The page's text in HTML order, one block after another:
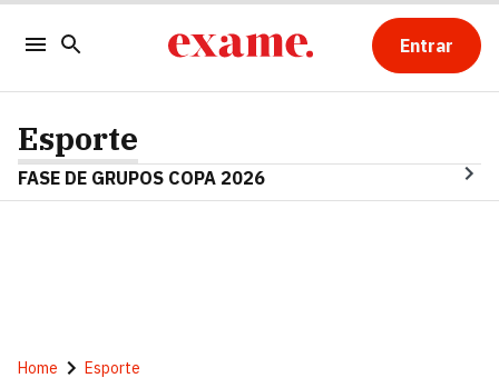
Entrar
Esporte
FASE DE GRUPOS COPA 2026
Home Esporte